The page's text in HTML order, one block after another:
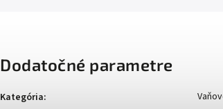
Dodatočné parametre
Kategória: